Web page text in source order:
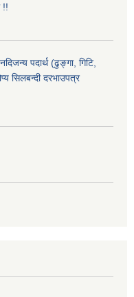
!!
पदार्थ (ढुङ्गा, गिटि,
सिलबन्दी दरभाउपत्र